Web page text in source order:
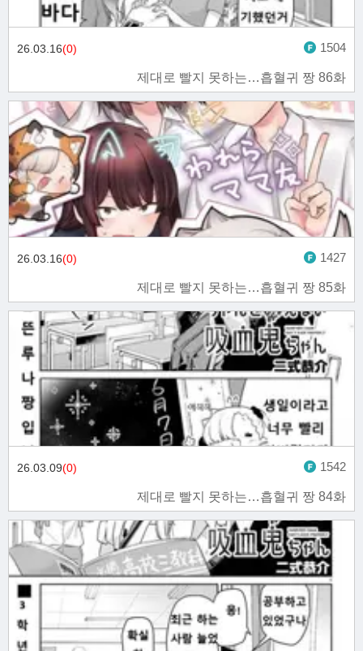
제대로 빨지 못하는…흡혈귀 짱 86화
26.03.16(0) 1504
제대로 빨지 못하는…흡혈귀 짱 85화
26.03.16(0) 1427
제대로 빨지 못하는…흡혈귀 짱 84화
26.03.09(0) 1542